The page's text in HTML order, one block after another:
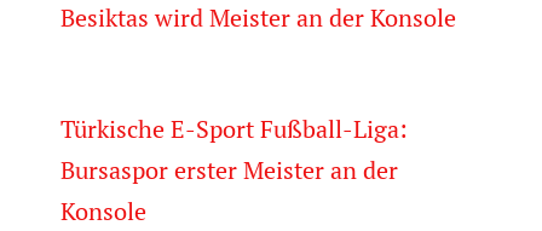
Besiktas wird Meister an der Konsole
Türkische E-Sport Fußball-Liga:
Bursaspor erster Meister an der
Konsole